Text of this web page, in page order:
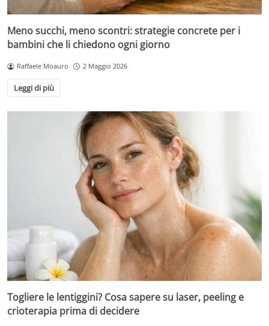
Meno succhi, meno scontri: strategie concrete per i
bambini che li chiedono ogni giorno
Raffaele Moauro 2 Maggio 2026
Leggi di più
Togliere le lentiggini? Cosa sapere su laser, peeling e
crioterapia prima di decidere